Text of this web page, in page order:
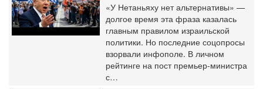
«У Нетаньяху нет альтернативы» —
долгое время эта фраза казалась
главным правилом израильской
политики. Но последние соцопросы
взорвали инфополе. В личном
рейтинге на пост премьер-министра
с…